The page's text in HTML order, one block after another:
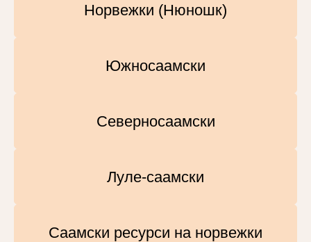
Норвежки (Нюношк)
Южносаамски
Северносаамски
Луле-саамски
Саамски ресурси на норвежки